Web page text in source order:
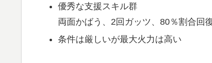
優秀な支援スキル群
両面かばう、2回ガッツ、80％割合回
条件は厳しいが最大火力は高い